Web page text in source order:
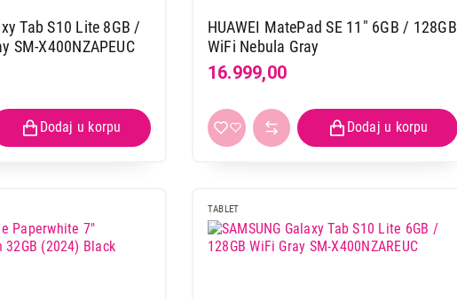
Tab S10 Lite 8GB /
SM-X400NZAPEUC
HUAWEI MatePad SE 11" 6GB / 128GB
WiFi Nebula Gray
16.999,00
TABLET